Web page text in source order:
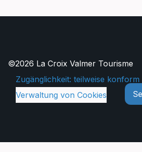
©2026 La Croix Valmer Tourisme
Zugänglichkeit: teilweise konform
Verwaltung von Cookies